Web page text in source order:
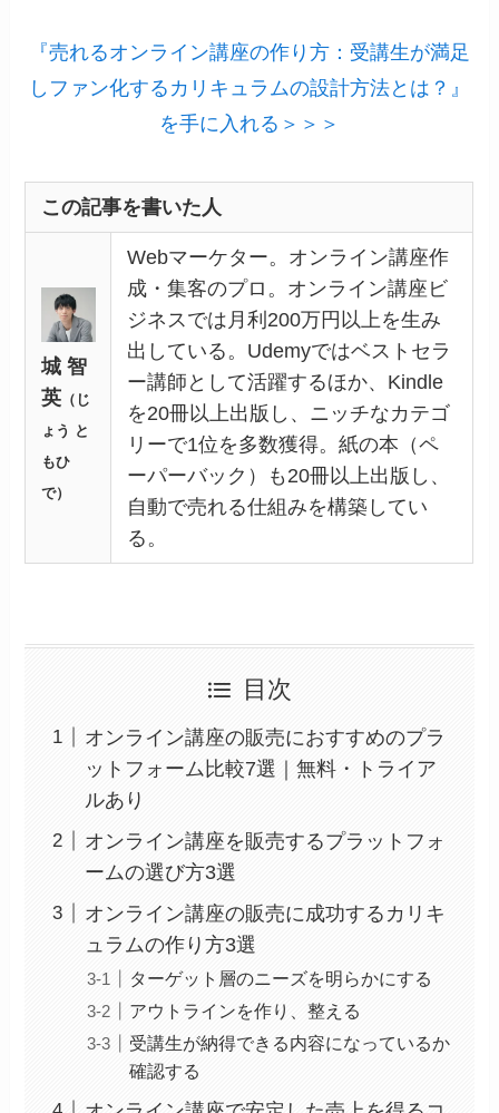
『売れるオンライン講座の作り方：受講生が満足
しファン化するカリキュラムの設計方法とは？』
を手に入れる＞＞＞
この記事を書いた人
城 智
英（じ
ょう と
もひ
で）
Webマーケター。オンライン講座作
成・集客のプロ。オンライン講座ビ
ジネスでは月利200万円以上を生み
出している。Udemyではベストセラ
ー講師として活躍するほか、Kindle
を20冊以上出版し、ニッチなカテゴ
リーで1位を多数獲得。紙の本（ペ
ーパーバック）も20冊以上出版し、
自動で売れる仕組みを構築してい
る。
目次
オンライン講座の販売におすすめのプラ
ットフォーム比較7選｜無料・トライア
ルあり
オンライン講座を販売するプラットフォ
ームの選び方3選
オンライン講座の販売に成功するカリキ
ュラムの作り方3選
ターゲット層のニーズを明らかにする
アウトラインを作り、整える
受講生が納得できる内容になっているか
確認する